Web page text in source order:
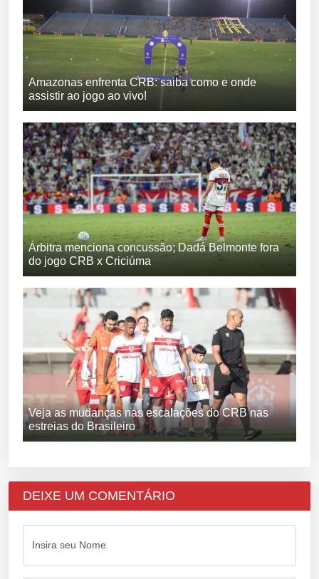
Amazonas enfrenta CRB: saiba como e onde
assistir ao jogo ao vivo!
Árbitra menciona concussão; Dadá Belmonte fora
do jogo CRB x Criciúma
Veja as mudanças nas escalações do CRB nas
estreias do Brasileiro
DEIXE UM COMENTÁRIO
Insira seu Nome